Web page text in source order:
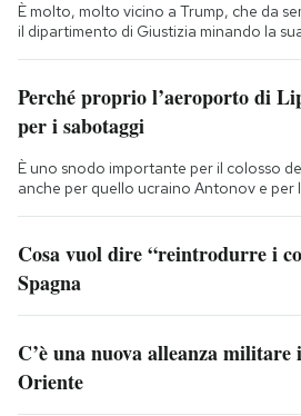
È molto, molto vicino a Trump, che da
il dipartimento di Giustizia minando la
Perché proprio l’aeroporto di
per i sabotaggi
È uno snodo importante per il colosso
anche per quello ucraino Antonov e per
Cosa vuol dire “reintrodurre i
Spagna
C’è una nuova alleanza
Oriente